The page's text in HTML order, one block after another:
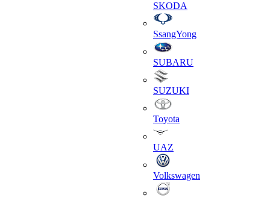
SKODA
SsangYong
SUBARU
SUZUKI
Toyota
UAZ
Volkswagen